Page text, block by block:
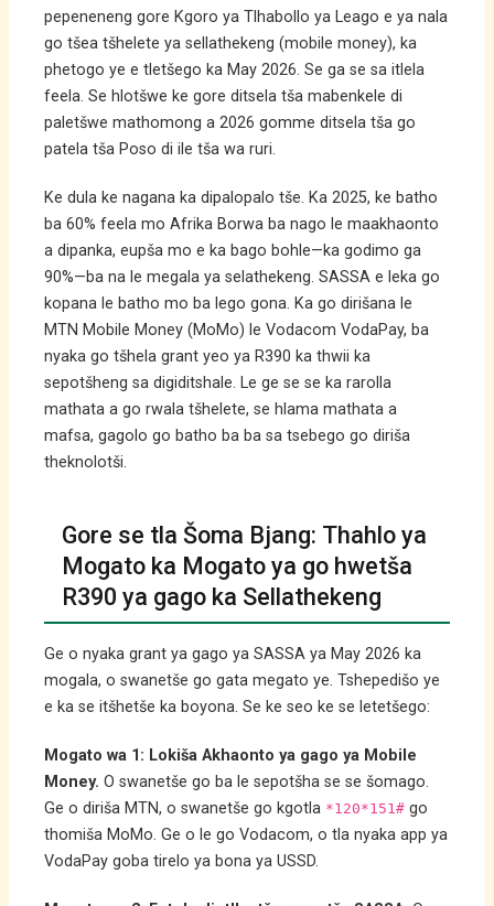
pepeneneng gore Kgoro ya Tlhabollo ya Leago e ya nala
go tšea tšhelete ya sellathekeng (mobile money), ka
phetogo ye e tletšego ka May 2026. Se ga se sa itlela
feela. Se hlotšwe ke gore ditsela tša mabenkele di
paletšwe mathomong a 2026 gomme ditsela tša go
patela tša Poso di ile tša wa ruri.
Ke dula ke nagana ka dipalopalo tše. Ka 2025, ke batho
ba 60% feela mo Afrika Borwa ba nago le maakhaonto
a dipanka, eupša mo e ka bago bohle—ka godimo ga
90%—ba na le megala ya selathekeng. SASSA e leka go
kopana le batho mo ba lego gona. Ka go dirišana le
MTN Mobile Money (MoMo) le Vodacom VodaPay, ba
nyaka go tšhela grant yeo ya R390 ka thwii ka
sepotšheng sa digiditshale. Le ge se se ka rarolla
mathata a go rwala tšhelete, se hlama mathata a
mafsa, gagolo go batho ba ba sa tsebego go diriša
theknolotši.
Gore se tla Šoma Bjang: Thahlo ya
Mogato ka Mogato ya go hwetša
R390 ya gago ka Sellathekeng
Ge o nyaka grant ya gago ya SASSA ya May 2026 ka
mogala, o swanetše go gata megato ye. Tshepedišo ye
e ka se itšhetše ka boyona. Se ke seo ke se letetšego:
Mogato wa 1: Lokiša Akhaonto ya gago ya Mobile
Money. O swanetše go ba le sepotšha se se šomago.
Ge o diriša MTN, o swanetše go kgotla *120*151# go
thomiša MoMo. Ge o le go Vodacom, o tla nyaka app ya
VodaPay goba tirelo ya bona ya USSD.